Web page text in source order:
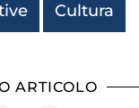
Cultura
ARTICOLO